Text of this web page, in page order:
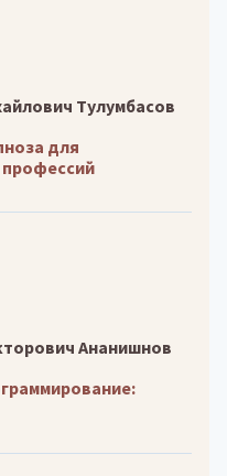
Тулумбасов
для
Ананишнов